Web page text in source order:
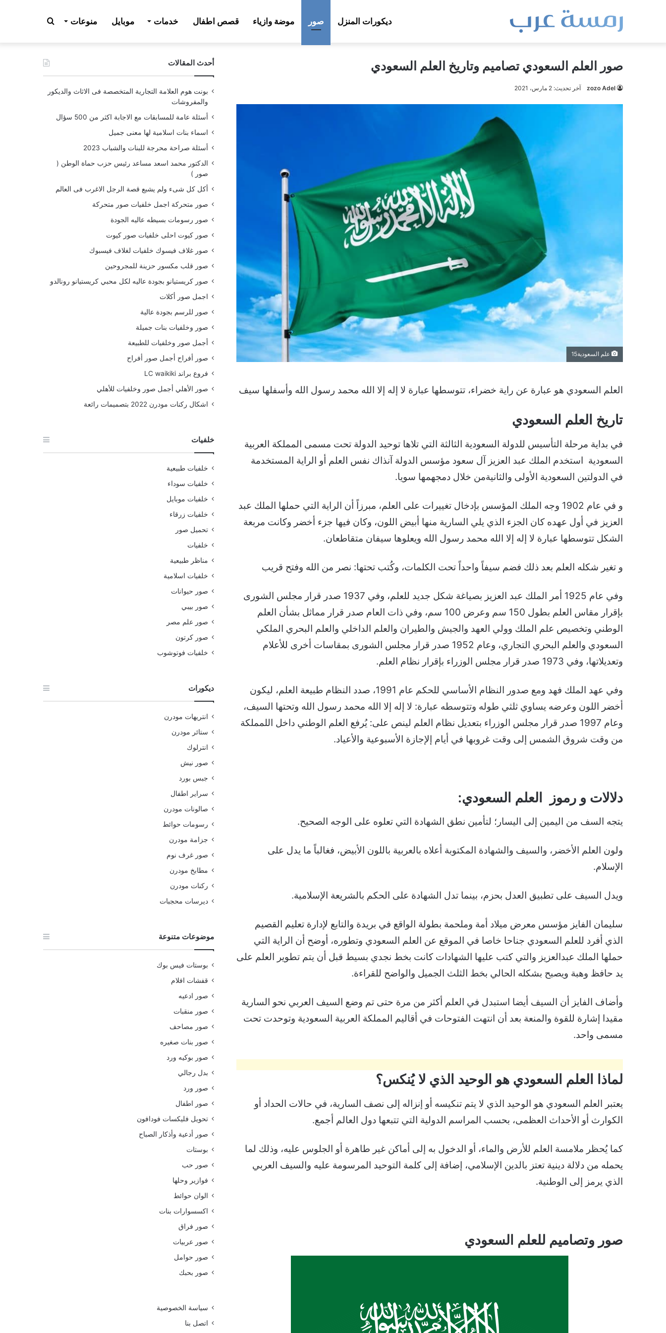
ديكورات المنزل صور موضة وازياء قصص اطفال خدمات موبايل منوعات بحث
عن صور العلم السعودي تصاميم وتاريخ العلم السعودي
zozo Adel آخر تحديث: 2 مارس، 2021
علم السعودية15
العلم السعودي هو عبارة عن راية خضراء، تتوسطها عبارة لا إله إلا الله محمد رسول الله وأسفلها سيف
تاريخ العلم السعودي
في بداية مرحلة التأسيس للدولة السعودية الثالثة التي تلاها توحيد الدولة تحت مسمى المملكة العربية
السعودية استخدم الملك عبد العزيز آل سعود مؤسس الدولة آنذاك نفس العلم أو الراية المستخدمة
في الدولتين السعودية الأولى والثانيةمن خلال دمجهمها سويا.
و في عام 1902 وجه الملك المؤسس بإدخال تغييرات على العلم، مبرزاً أن الراية التي حملها الملك عبد
العزيز في أول عهده كان الجزء الذي يلي السارية منها أبيض اللون، وكان فيها جزء أخضر وكانت مربعة
الشكل تتوسطها عبارة لا إله إلا الله محمد رسول الله ويعلوها سيفان متقاطعان.
و تغير شكله العلم بعد ذلك فضم سيفاً واحداً تحت الكلمات، وكُتب تحتها: نصر من الله وفتح قريب
وفي عام 1925 أمر الملك عبد العزيز بصياغة شكل جديد للعلم، وفي 1937 صدر قرار مجلس الشورى
بإقرار مقاس العلم بطول 150 سم وعرض 100 سم، وفي ذات العام صدر قرار مماثل بشأن العلم
الوطني وتخصيص علم الملك وولي العهد والجيش والطيران والعلم الداخلي والعلم البحري الملكي
السعودي والعلم البحري التجاري، وعام 1952 صدر قرار مجلس الشورى بمقاسات أخرى للأعلام
وتعديلاتها، وفي 1973 صدر قرار مجلس الوزراء بإقرار نظام العلم.
وفي عهد الملك فهد ومع صدور النظام الأساسي للحكم عام 1991، صدد النظام طبيعة العلم، ليكون
أخضر اللون وعرضه يساوي ثلثي طوله وتتوسطه عبارة: لا إله إلا الله محمد رسول الله وتحتها السيف،
وعام 1997 صدر قرار مجلس الوزراء بتعديل نظام العلم لينص على: يُرفع العلم الوطني داخل اللمملكة
من وقت شروق الشمس إلى وقت غروبها في أيام إلإجازة الأسبوعية والأعياد.
دلالات و رموز العلم السعودي:
يتجه السف من اليمين إلى اليسار؛ لتأمين نطق الشهادة التي تعلوه على الوجه الصحيح.
ولون العلم الأخضر، والسيف والشهادة المكتوبة أعلاه بالعربية باللون الأبيض، فغالباً ما يدل على
الإسلام.
ويدل السيف على تطبيق العدل بحزم، بينما تدل الشهادة على الحكم بالشريعة الإسلامية.
سليمان الفايز مؤسس معرض ميلاد أمة وملحمة بطولة الواقع في بريدة والتابع لإدارة تعليم القصيم
الذي أفرد للعلم السعودي جناحا خاصا في الموقع عن العلم السعودي وتطوره، أوضح أن الراية التي
حملها الملك عبدالعزيز والتي كتب عليها الشهادات كانت بخط نجدي بسيط قبل أن يتم تطوير العلم على
يد حافظ وهبة ويصبح بشكله الحالي بخط الثلث الجميل والواضح للقراءة.
وأضاف الفايز أن السيف أيضا استبدل في العلم أكثر من مرة حتى تم وضع السيف العربي نحو السارية
مقيدا إشارة للقوة والمنعة بعد أن انتهت الفتوحات في أقاليم المملكة العربية السعودية وتوحدت تحت
مسمى واحد.
لماذا العلم السعودي هو الوحيد الذي لا يُنكس؟
يعتبر العلم السعودي هو الوحيد الذي لا يتم تنكيسه أو إنزاله إلى نصف السارية، في حالات الحداد أو
الكوارث أو الأحداث العظمى، بحسب المراسم الدولية التي تتبعها دول العالم أجمع.
كما يُحظر ملامسة العلم للأرض والماء، أو الدخول به إلى أماكن غير طاهرة أو الجلوس عليه، وذلك لما
يحمله من دلالة دينية تعتز بالدين الإسلامي، إضافة إلى كلمة التوحيد المرسومة عليه والسيف العربي
الذي يرمز إلى الوطنية.
صور وتصاميم للعلم السعودي
أحدث المقالات
بونت هوم العلامة التجارية المتخصصة فى الاثاث والديكور
والمفروشات
أسئلة عامة للمسابقات مع الاجابة اكثر من 500 سؤال
اسماء بنات اسلامية لها معنى جميل
أسئلة صراحة محرجة للبنات والشباب 2023
الدكتور محمد اسعد مساعد رئيس حزب حماة الوطن (
صور )
أكل كل شىء ولم يشبع قصة الرجل الاغرب فى العالم
صور متحركة اجمل خلفيات صور متحركة
صور رسومات بسيطه عاليه الجودة
صور كيوت احلى خلفيات صور كيوت
صور غلاف فيسوك خلفيات لغلاف فيسبوك
صور قلب مكسور حزينة للمجروحين
صور كريستيانو بجودة عاليه لكل محبي كريستيانو رونالدو
اجمل صور أكلات
صور للرسم بجودة عالية
صور وخلفيات بنات جميلة
أجمل صور وخلفيات للطبيعة
صور أفراح أجمل صور أفراح
فروع براند LC waikiki
صور الأهلي أجمل صور وخلفيات للأهلي
اشكال ركنات مودرن 2022 بتصميمات رائعة
خلفيات
خلفيات طبيعية
خلفيات سوداء
خلفيات موبايل
خلفيات زرقاء
تحميل صور
خلفيات
مناظر طبيعية
خلفيات اسلامية
صور حيوانات
صور بيبي
صور علم مصر
صور كرتون
خلفيات فوتوشوب
ديكورات
انتريهات مودرن
ستائر مودرن
انترلوك
صور نيش
جبس بورد
سراير اطفال
صالونات مودرن
رسومات حوائط
جزامة مودرن
صور غرف نوم
مطابخ مودرن
ركنات مودرن
ديرسات محجبات
موضوعات متنوعة
بوستات فيس بوك
قفشات افلام
صور ادعيه
صور منقبات
صور مصاحف
صور بنات صغيره
صور بوكيه ورد
بدل رجالي
صور ورد
صور اطفال
تحويل فليكسات فودافون
صور أدعية وأذكار الصباح
بوستات
صور حب
فوازير وحلها
الوان حوائط
اكسسوارات بنات
صور فراق
صور عربيات
صور حوامل
صور بحبك
سياسة الخصوصية
اتصل بنا